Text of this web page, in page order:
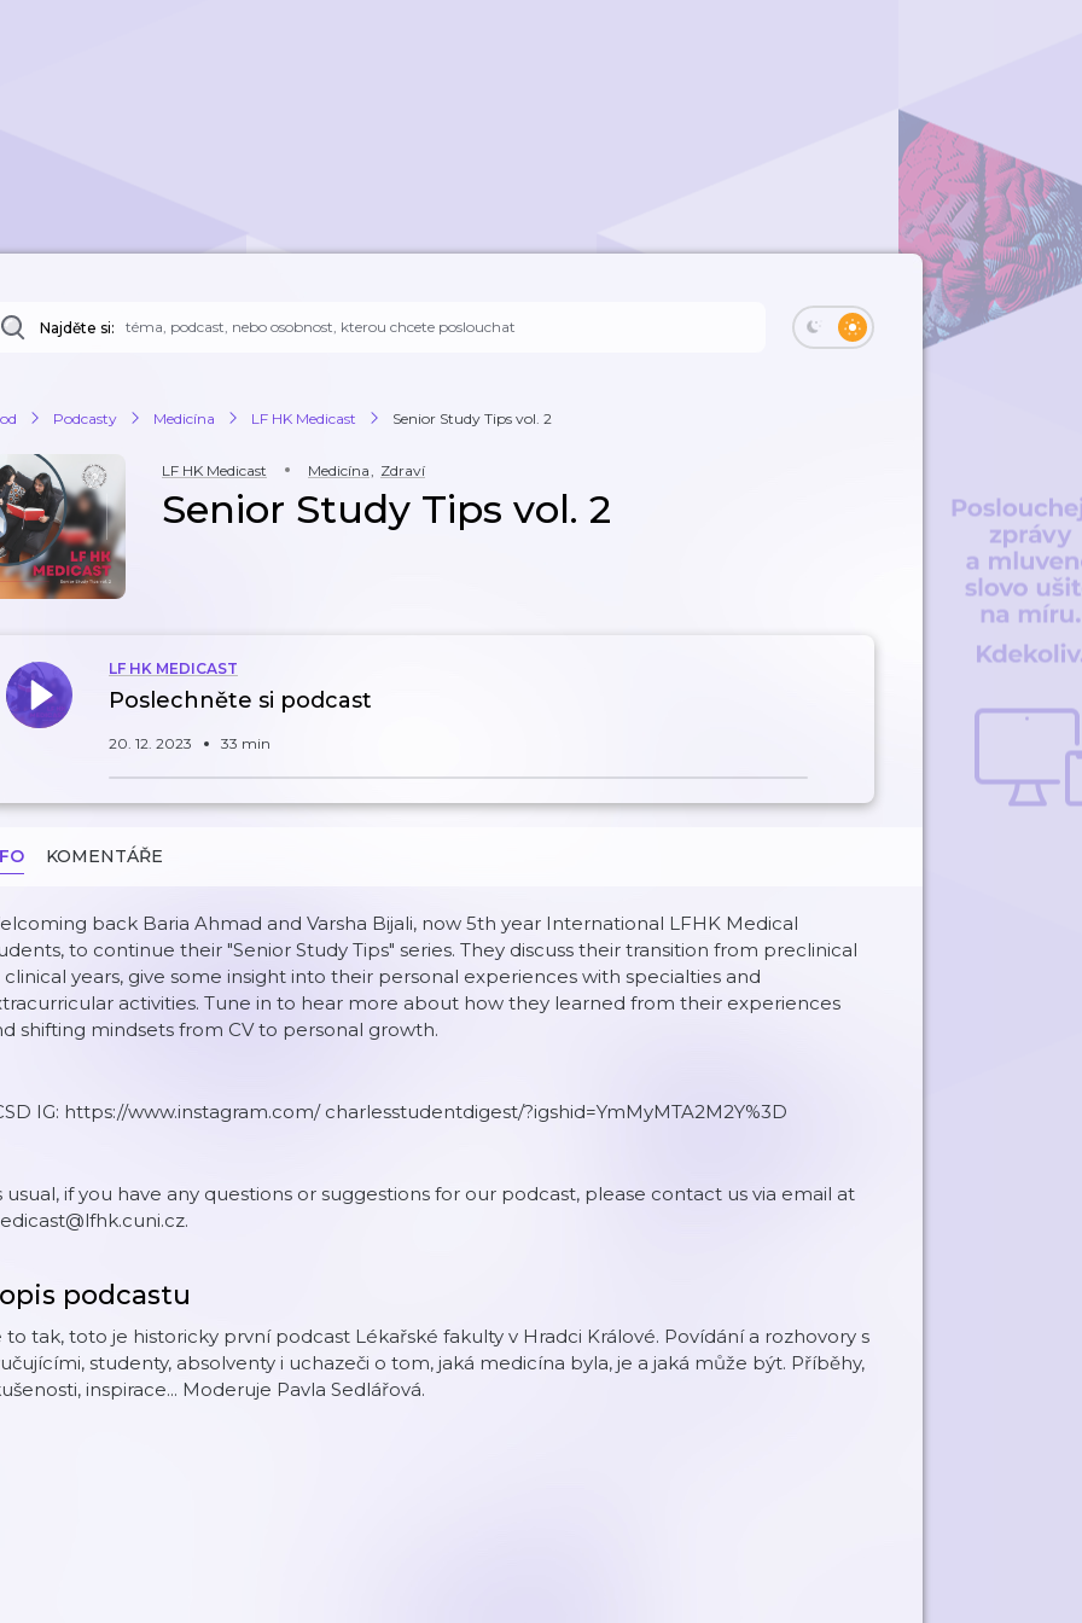
Najděte si:
Podcasty Medicína LF HK Medicast Senior Study Tips vol. 2
LF HK Medicast Medicína, Zdraví
Senior Study Tips vol. 2
LF HK MEDICAST
Poslechněte si podcast
20. 12. 2023 33 min
KOMENTÁŘE
back Baria Ahmad and Varsha Bijali, now 5th year International LFHK Medical
to continue their "Senior Study Tips" series. They discuss their transition from preclinical
years, give some insight into their personal experiences with specialties and
activities. Tune in to hear more about how they learned from their experiences
shifting mindsets from CV to personal growth.
IG: https://www.instagram.com/ charlesstudentdigest/?igshid=YmMyMTA2M2Y%3D
usual, if you have any questions or suggestions for our podcast, please contact us via email at
podcastu
to tak, toto je historicky první podcast Lékařské fakulty v Hradci Králové. Povídání a rozhovory s
studenty, absolventy i uchazeči o tom, jaká medicína byla, je a jaká může být. Příběhy,
inspirace... Moderuje Pavla Sedlářová.